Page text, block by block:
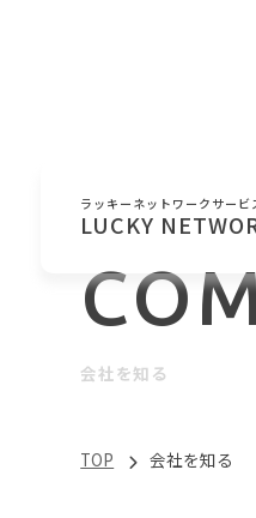
ラッキーネットワークサービ
LUCKY
会社を知る
TOP 会社を知る